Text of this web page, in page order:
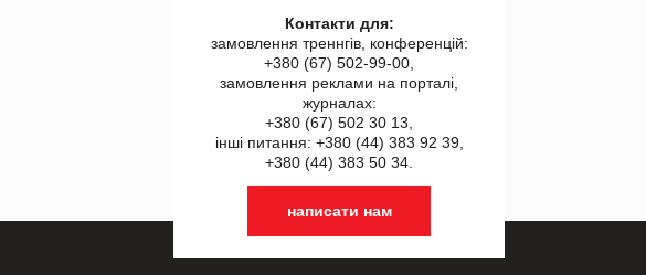
Контакти для:
замовлення треннгів, конференцій:
+380 (67) 502-99-00,
замовлення реклами на порталі,
журналах:
+380 (67) 502 30 13,
інші питання: +380 (44) 383 92 39,
+380 (44) 383 50 34.
написати нам